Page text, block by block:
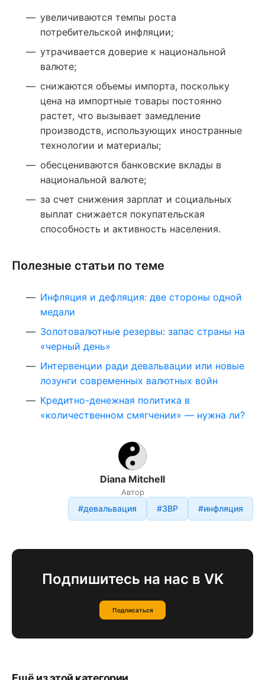
увеличиваются темпы роста
потребительской инфляции;
утрачивается доверие к национальной
валюте;
снижаются объемы импорта, поскольку
цена на импортные товары постоянно
растет, что вызывает замедление
производств, использующих иностранные
технологии и материалы;
обесцениваются банковские вклады в
национальной валюте;
за счет снижения зарплат и социальных
выплат снижается покупательская
способность и активность населения.
Полезные статьи по теме
Инфляция и дефляция: две стороны одной
медали
Золотовалютные резервы: запас страны на
«черный день»
Интервенции ради девальвации или новые
лозунги современных валютных войн
Кредитно-денежная политика в
«количественном смягчении» — нужна ли?
Diana Mitchell
Автор
#девальвация #ЗВР #инфляция
Подпишитесь на нас в VK
Подписаться